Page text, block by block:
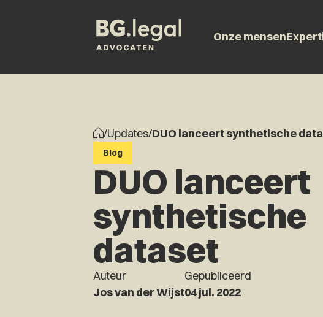
Onze mensen
/Updates/DUO lanceert synthetische
Blog
DUO lanceert
synthetische
dataset
Auteur
Jos van der Wijst
Gepubliceerd
04 jul. 2022